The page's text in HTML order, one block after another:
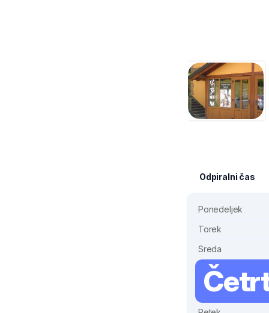
Odpiralni čas
Ponedeljek
Torek
Sreda